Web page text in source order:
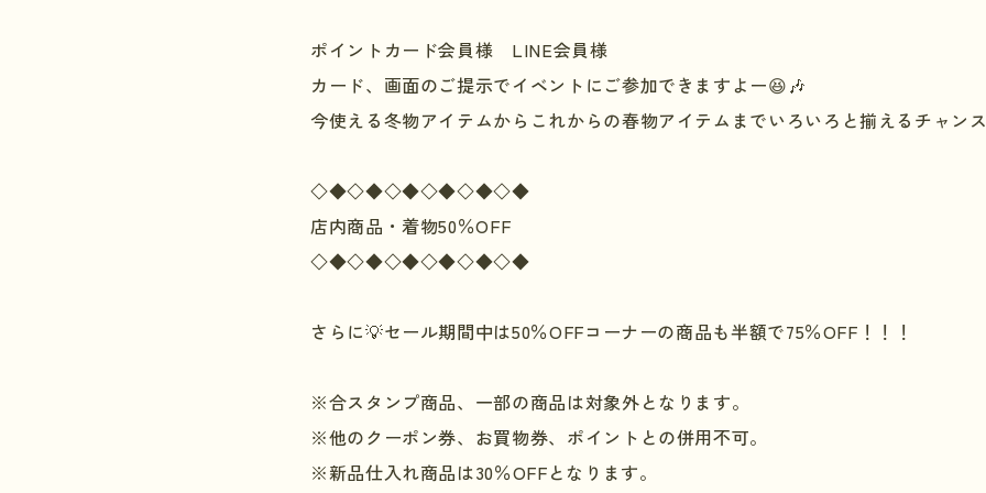
ポイントカード会員様 LINE会員様
カード、画面のご提示でイベントにご参加できますよー😆🎶
今使える冬物アイテムからこれからの春物アイテムまでいろいろと揃えるチャ
◇◆◇◆◇◆◇◆◇◆◇◆
店内商品・着物50％OFF
◇◆◇◆◇◆◇◆◇◆◇◆
さらに💡セール期間中は50％OFFコーナーの商品も半額で75％OFF ！！！
※合スタンプ商品、一部の商品は対象外となります。
※他のクーポン券、お買物券、ポイントとの併用不可。
※新品仕入れ商品は30％OFFとなります。